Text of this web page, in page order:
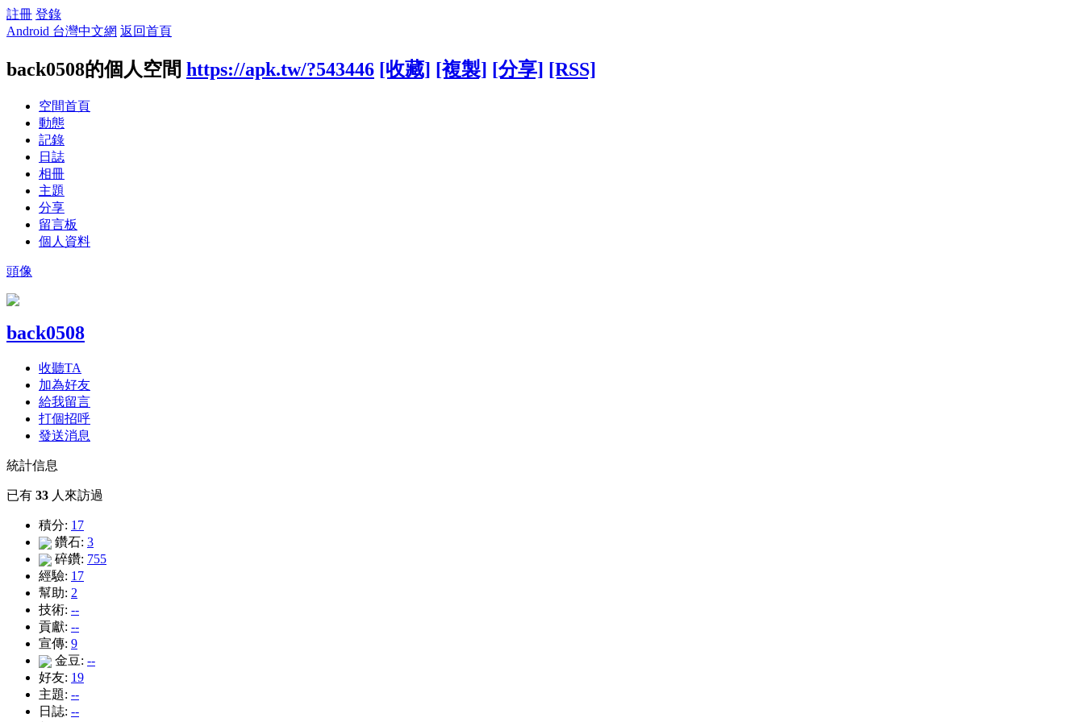
註冊 登錄
Android 台灣中文網 返回首頁
back0508的個人空間 https://apk.tw/?543446 [收藏] [複製] [分享] [RSS]
空間首頁
動態
記錄
日誌
相冊
主題
分享
留言板
個人資料
頭像
back0508
收聽TA
加為好友
給我留言
打個招呼
發送消息
統計信息
已有 33 人來訪過
積分: 17
鑽石: 3
碎鑽: 755
經驗: 17
幫助: 2
技術: --
貢獻: --
宣傳: 9
金豆: --
好友: 19
主題: --
日誌: --